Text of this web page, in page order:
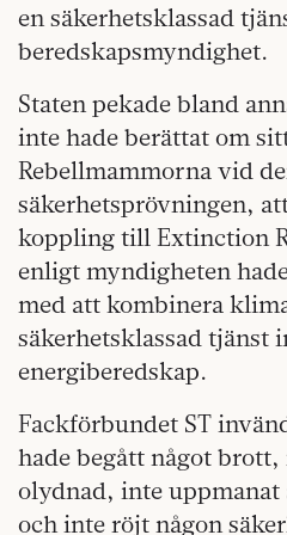
en säkerhetsklassad
beredskapsmyndighet.
Staten pekade bland
inte hade berättat om
Rebellmammorna vid
säkerhetsprövningen,
koppling till Extinction
enligt myndigheten
med att kombinera
säkerhetsklassad tjänst
energiberedskap.
Fackförbundet ST
hade begått något
olydnad, inte
och inte röjt någon